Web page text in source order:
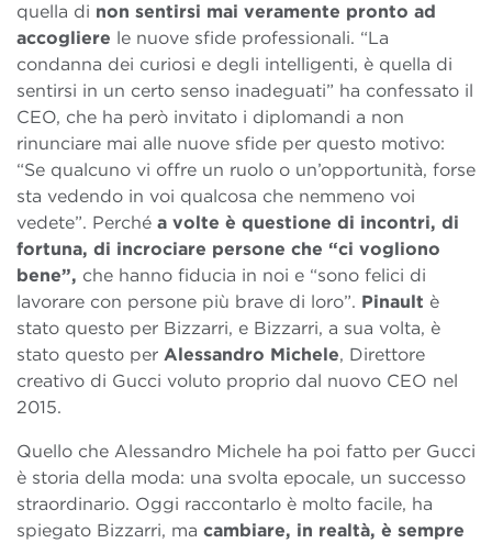
quella di non sentirsi mai veramente pronto ad
accogliere le nuove sfide professionali. “La
condanna dei curiosi e degli intelligenti, è quella di
sentirsi in un certo senso inadeguati” ha confessato il
CEO, che ha però invitato i diplomandi a non
rinunciare mai alle nuove sfide per questo motivo:
“Se qualcuno vi offre un ruolo o un’opportunità, forse
sta vedendo in voi qualcosa che nemmeno voi
vedete”. Perché a volte è questione di incontri, di
fortuna, di incrociare persone che “ci vogliono
bene”, che hanno fiducia in noi e “sono felici di
lavorare con persone più brave di loro”. Pinault è
stato questo per Bizzarri, e Bizzarri, a sua volta, è
stato questo per Alessandro Michele, Direttore
creativo di Gucci voluto proprio dal nuovo CEO nel
2015.
Quello che Alessandro Michele ha poi fatto per Gucci
è storia della moda: una svolta epocale, un successo
straordinario. Oggi raccontarlo è molto facile, ha
spiegato Bizzarri, ma cambiare, in realtà, è sempre